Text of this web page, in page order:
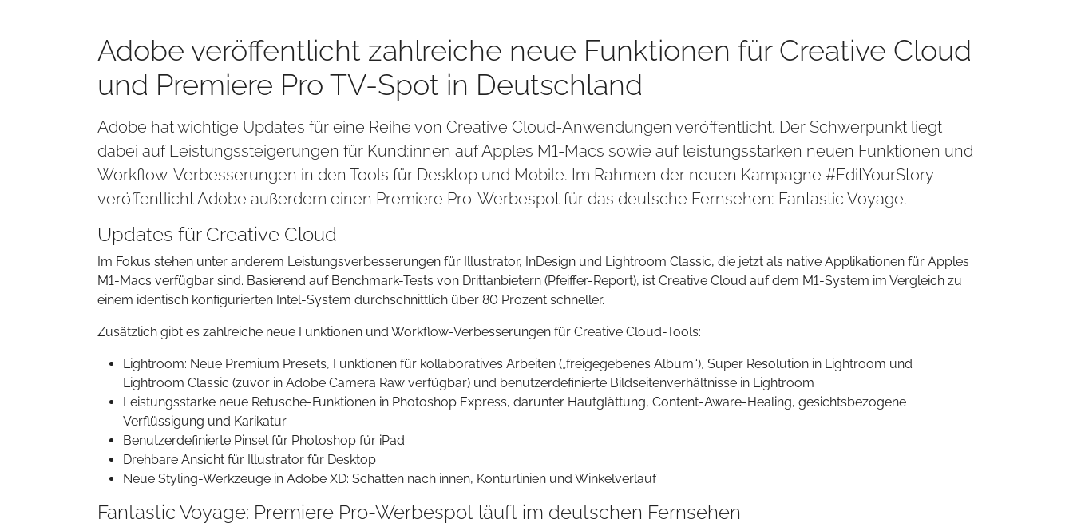
Adobe veröffentlicht zahlreiche neue Funktionen für Creative Cloud
und Premiere Pro TV-Spot in Deutschland
Adobe hat wichtige Updates für eine Reihe von Creative Cloud-Anwendungen veröffentlicht. Der Schwerpunkt liegt
dabei auf Leistungssteigerungen für Kund:innen auf Apples M1-Macs sowie auf leistungsstarken neuen Funktionen und
Workflow-Verbesserungen in den Tools für Desktop und Mobile. Im Rahmen der neuen Kampagne #EditYourStory
veröffentlicht Adobe außerdem einen Premiere Pro-Werbespot für das deutsche Fernsehen: Fantastic Voyage.
Updates für Creative Cloud
Im Fokus stehen unter anderem Leistungsverbesserungen für Illustrator, InDesign und Lightroom Classic, die jetzt als native Applikationen für Apples
M1-Macs verfügbar sind. Basierend auf Benchmark-Tests von Drittanbietern (Pfeiffer-Report), ist Creative Cloud auf dem M1-System im Vergleich zu
einem identisch konfigurierten Intel-System durchschnittlich über 80 Prozent schneller.
Zusätzlich gibt es zahlreiche neue Funktionen und Workflow-Verbesserungen für Creative Cloud-Tools:
Lightroom: Neue Premium Presets, Funktionen für kollaboratives Arbeiten („freigegebenes Album“), Super Resolution in Lightroom und
Lightroom Classic (zuvor in Adobe Camera Raw verfügbar) und benutzerdefinierte Bildseitenverhältnisse in Lightroom
Leistungsstarke neue Retusche-Funktionen in Photoshop Express, darunter Hautglättung, Content-Aware-Healing, gesichtsbezogene
Verflüssigung und Karikatur
Benutzerdefinierte Pinsel für Photoshop für iPad
Drehbare Ansicht für Illustrator für Desktop
Neue Styling-Werkzeuge in Adobe XD: Schatten nach innen, Konturlinien und Winkelverlauf
Fantastic Voyage: Premiere Pro-Werbespot läuft im deutschen Fernsehen